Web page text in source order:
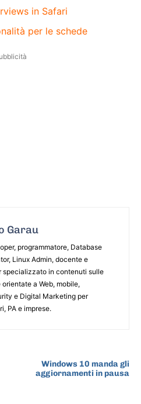
in Safari
per le schede
Garau
programmatore, Database
Linux Admin, docente e
specializzato in contenuti sulle
a Web, mobile,
e Digital Marketing per
PA e imprese.
Windows 10 manda gli
aggiornamenti in pausa